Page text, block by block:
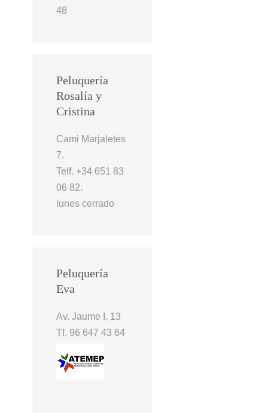
48
Peluquería
Rosalía y
Cristina
Cami Marjaletes
7.
Telf. +34 651 83
06 82.
lunes cerrado
Peluquería
Eva
Av. Jaume I, 13
Tf. 96 647 43 64